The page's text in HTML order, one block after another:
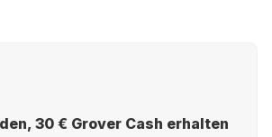
30 € Grover Cash erhalten